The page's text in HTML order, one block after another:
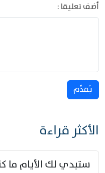
أضف تعليقا :
يُقدِّم
الأكثر قراءة